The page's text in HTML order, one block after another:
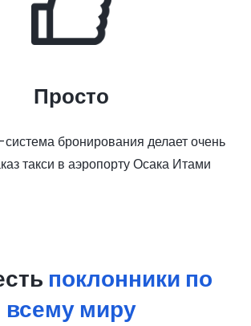
Просто
бронирования делает очень
такси в аэропорту Осака Итами
поклонники по
всему миру